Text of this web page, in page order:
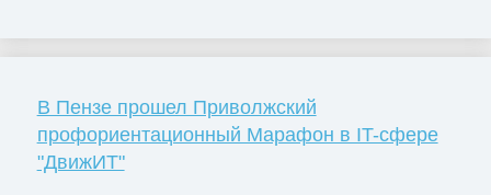
В Пензе прошел Приволжский
профориентационный Марафон в IT-сфере
"ДвижИТ"